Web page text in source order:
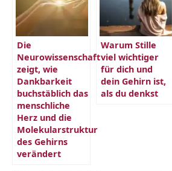
Die
Neurowissenschaft
zeigt, wie
Dankbarkeit
buchstäblich das
menschliche
Herz und die
Molekularstruktur
des Gehirns
verändert
Warum Stille
viel wichtiger
für dich und
dein Gehirn ist,
als du denkst